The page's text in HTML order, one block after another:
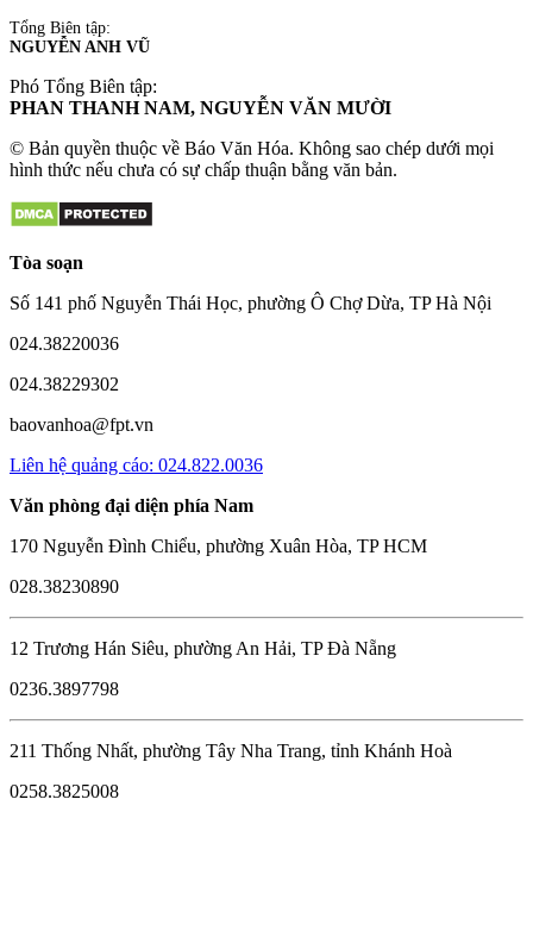
Tổng Biên tập:
NGUYỄN ANH VŨ
Phó Tổng Biên tập:
PHAN THANH NAM, NGUYỄN VĂN MƯỜI
© Bản quyền thuộc về Báo Văn Hóa. Không sao chép dưới mọi
hình thức nếu chưa có sự chấp thuận bằng văn bản.
Tòa soạn
Số 141 phố Nguyễn Thái Học, phường Ô Chợ Dừa, TP Hà Nội
024.38220036
024.38229302
baovanhoa@fpt.vn
Liên hệ quảng cáo: 024.822.0036
Văn phòng đại diện phía Nam
170 Nguyễn Đình Chiểu, phường Xuân Hòa, TP HCM
028.38230890
12 Trương Hán Siêu, phường An Hải, TP Đà Nẵng
0236.3897798
211 Thống Nhất, phường Tây Nha Trang, tỉnh Khánh Hoà
0258.3825008